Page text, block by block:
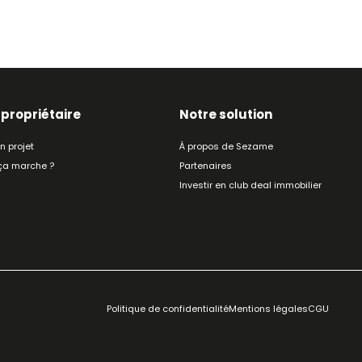
propriétaire
projet
marche ?
Notre solution
À propos de Sezame
Partenaires
Investir en club deal immobilier
Politique de confidentialitéMentions légalesCGU